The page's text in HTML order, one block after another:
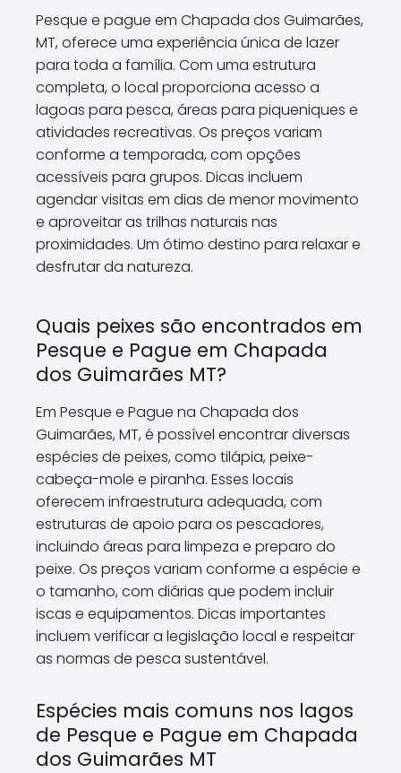
Pesque e pague em Chapada dos Guimarães,
MT, oferece uma experiência única de lazer
para toda a família. Com uma estrutura
completa, o local proporciona acesso a
lagoas para pesca, áreas para piqueniques e
atividades recreativas. Os preços variam
conforme a temporada, com opções
acessíveis para grupos. Dicas incluem
agendar visitas em dias de menor movimento
e aproveitar as trilhas naturais nas
proximidades. Um ótimo destino para relaxar e
desfrutar da natureza.
Quais peixes são encontrados em
Pesque e Pague em Chapada
dos Guimarães MT?
Em Pesque e Pague na Chapada dos
Guimarães, MT, é possível encontrar diversas
espécies de peixes, como tilápia, peixe-
cabeça-mole e piranha. Esses locais
oferecem infraestrutura adequada, com
estruturas de apoio para os pescadores,
incluindo áreas para limpeza e preparo do
peixe. Os preços variam conforme a espécie e
o tamanho, com diárias que podem incluir
iscas e equipamentos. Dicas importantes
incluem verificar a legislação local e respeitar
as normas de pesca sustentável.
Espécies mais comuns nos lagos
de Pesque e Pague em Chapada
dos Guimarães MT